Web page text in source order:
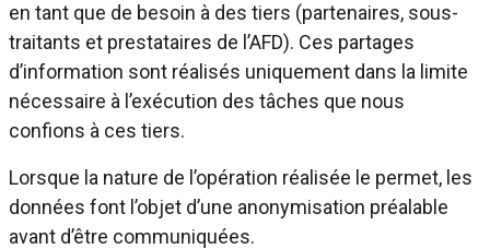
en tant que de besoin à des tiers (partenaires, sous-
traitants et prestataires de l’AFD). Ces partages
d’information sont réalisés uniquement dans la limite
nécessaire à l’exécution des tâches que nous
confions à ces tiers.
Lorsque la nature de l’opération réalisée le permet, les
données font l’objet d’une anonymisation préalable
avant d’être communiquées.